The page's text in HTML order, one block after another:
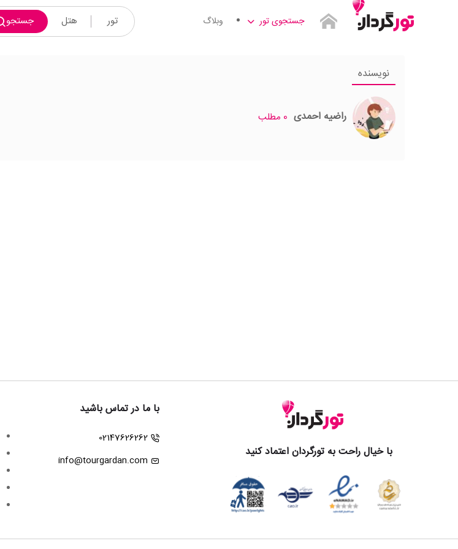
جستجوی تور وبلاگ تور هتل جستجو
نویسنده
راضیه احمدی 0 مطلب
با خیال راحت به تورگردان اعتماد کنید
با ما در تماس باشید
02147626262
info@tourgardan.com